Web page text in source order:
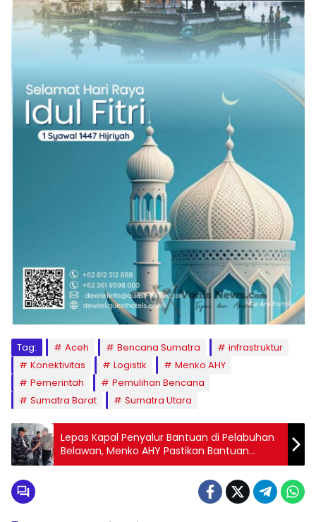
Tag: Aceh Bencana Sumatra
infrastruktur
Konektivitas
Logistik
Menko AHY
Pemerintah
Pemulihan Bencana
Sumatra Barat
Sumatra Utara
Lepas Kapal Penyalur Bantuan di Pelabuhan
Belawan, Menko AHY Pastikan Bantuan
Logistik Menjangkau Wilayah-Wilayah